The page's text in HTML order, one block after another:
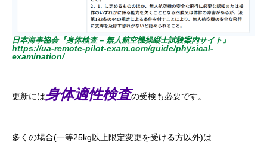
日本海事協会『身体検査 – 無人航空機操縦士試験案内サイト』
https://ua-remote-pilot-exam.com/guide/physical-
examination/
更新には身体適性検査の受検も必要です。
多くの場合(一等25kg以上限定変更を受ける方以外)は